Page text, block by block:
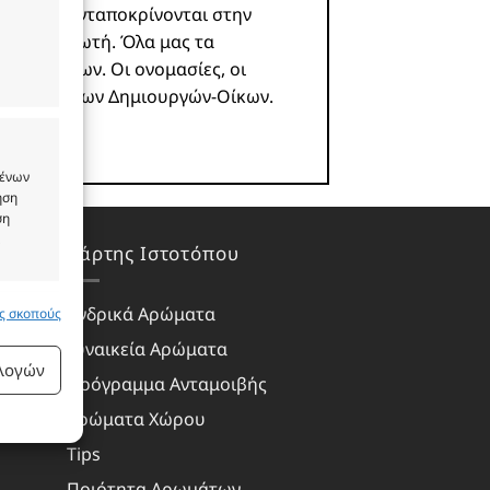
ενεργό
σκοπούς
δεν ανταποκρίνονται στην
καταναλωτή. Όλα μας τα
οίκων. Οι ονομασίες, οι
των Δημιουργών-Οίκων.
Χάρτης Ιστοτόπου
Ανδρικά Αρώματα
Γυναικεία Αρώματα
Πρόγραμμα Ανταμοιβής
Αρώματα Χώρου
Tips